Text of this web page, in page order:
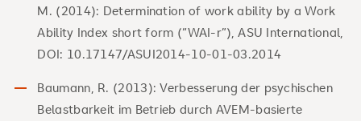
M. (2014): Determination of work ability by a Work
Ability Index short form (“WAI-r”), ASU International,
DOI: 10.17147/ASUI2014-10-01-03.2014
Baumann, R. (2013): Verbesserung der psychischen
Belastbarkeit im Betrieb durch AVEM-basierte